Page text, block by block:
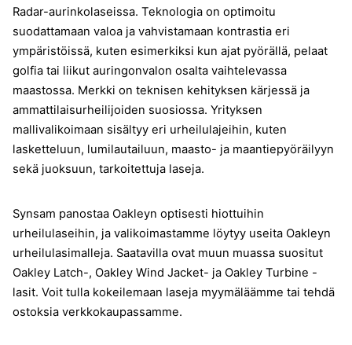
Radar-aurinkolaseissa. Teknologia on optimoitu
suodattamaan valoa ja vahvistamaan kontrastia eri
ympäristöissä, kuten esimerkiksi kun ajat pyörällä, pelaat
golfia tai liikut auringonvalon osalta vaihtelevassa
maastossa. Merkki on teknisen kehityksen kärjessä ja
ammattilaisurheilijoiden suosiossa. Yrityksen
mallivalikoimaan sisältyy eri urheilulajeihin, kuten
lasketteluun, lumilautailuun, maasto- ja maantiepyöräilyyn
sekä juoksuun, tarkoitettuja laseja.
Synsam panostaa Oakleyn optisesti hiottuihin
urheilulaseihin, ja valikoimastamme löytyy useita Oakleyn
urheilulasimalleja. Saatavilla ovat muun muassa suositut
Oakley Latch-, Oakley Wind Jacket- ja Oakley Turbine -
lasit. Voit tulla kokeilemaan laseja myymäläämme tai tehdä
ostoksia verkkokaupassamme.